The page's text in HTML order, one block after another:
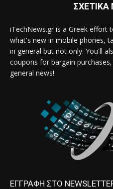
iTechNews.gr is a Greek effort
what's new in mobile phones,
in general but not only. You'll
coupons for bargain
general news!
ΕΓΓΡΑΦΗ ΣΤΟ